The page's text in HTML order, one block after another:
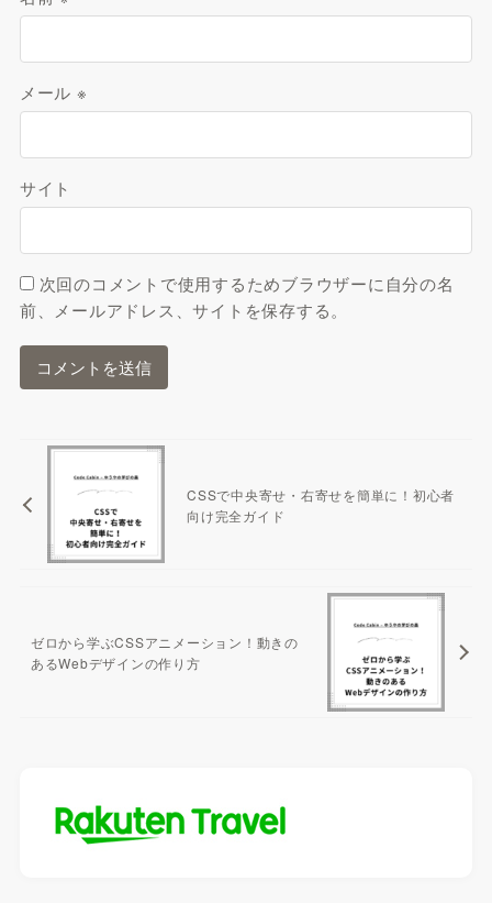
メール ※
サイト
次回のコメントで使用するためブラウザーに自分の名
前、メールアドレス、サイトを保存する。
CSSで中央寄せ・右寄せを簡単に！初心者
向け完全ガイド
ゼロから学ぶCSSアニメーション！動きの
あるWebデザインの作り方